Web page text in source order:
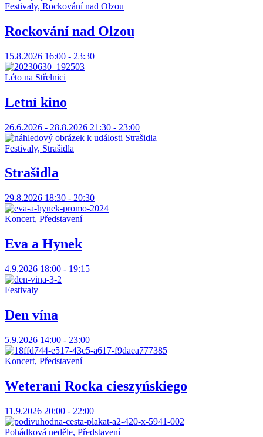
Festivaly, Rockování nad Olzou
Rockování nad Olzou
15.8.2026 16:00 - 23:30
Léto na Střelnici
Letní kino
26.6.2026 - 28.8.2026 21:30 - 23:00
Festivaly, Strašidla
Strašidla
29.8.2026 18:30 - 20:30
Koncert, Představení
Eva a Hynek
4.9.2026 18:00 - 19:15
Festivaly
Den vína
5.9.2026 14:00 - 23:00
Koncert, Představení
Weterani Rocka cieszyńskiego
11.9.2026 20:00 - 22:00
Pohádková neděle, Představení